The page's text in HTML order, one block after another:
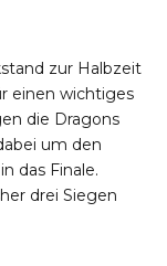
zur Halbzeit
einen wichtiges
die Dragons
um den
das Finale.
drei Siegen